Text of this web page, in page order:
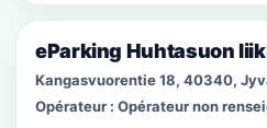
eParking Huhtasuon
Kangasvuorentie 18, 40340,
Opérateur : Opérateur non